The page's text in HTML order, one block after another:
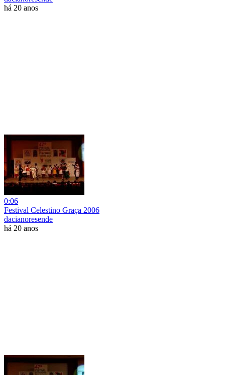
há 20 anos
0:06
Festival Celestino Graça 2006
dacianoresende
há 20 anos